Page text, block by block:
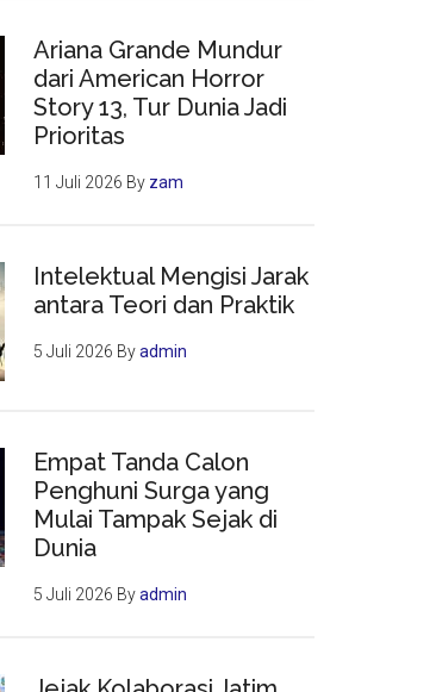
Ariana Grande Mundur
dari American Horror
Story 13, Tur Dunia Jadi
Prioritas
11 Juli 2026 By zam
Intelektual Mengisi Jarak
antara Teori dan Praktik
5 Juli 2026 Byadmin
Empat Tanda Calon
Penghuni Surga yang
Mulai Tampak Sejak di
Dunia
5 Juli 2026 Byadmin